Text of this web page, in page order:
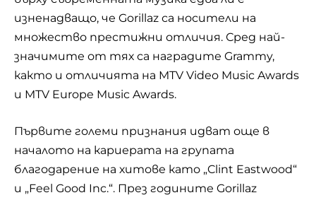
изненадващо, че Gorillaz са носители на
множество престижни отличия. Сред най-
значимите от тях са наградите Grammy,
както и отличията на MTV Video Music Awards
и MTV Europe Music Awards.
Първите големи признания идват още в
началото на кариерата на групата
благодарение на хитове като „Clint Eastwood“
и „Feel Good Inc.“. През годините Gorillaz